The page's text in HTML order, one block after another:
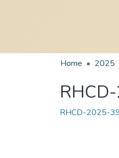
Home 2025
RHCD-2025-